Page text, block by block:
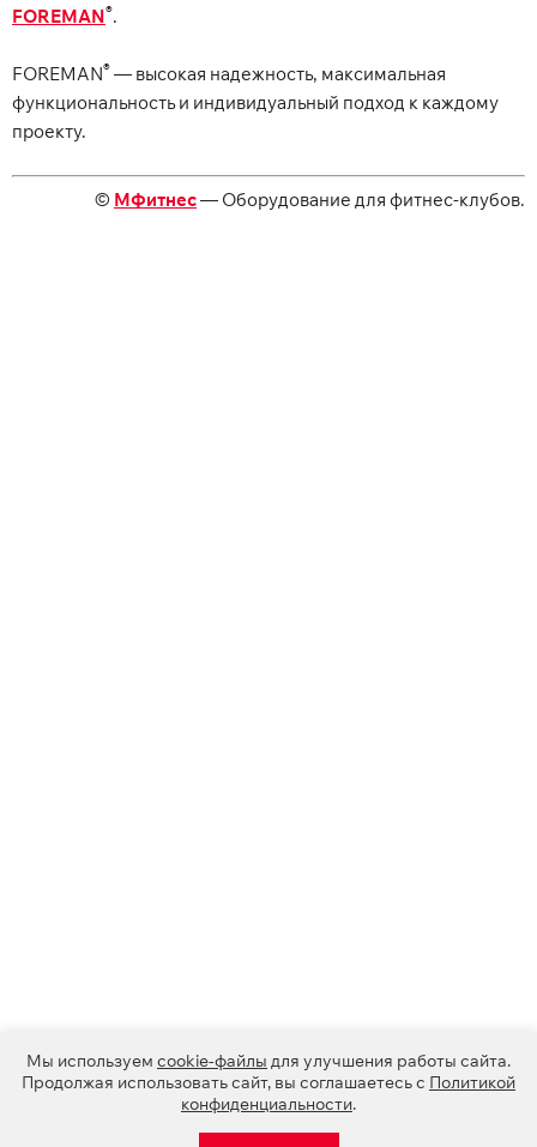
FOREMAN®.
FOREMAN® — высокая надежность, максимальная
функциональность и индивидуальный подход к каждому
проекту.
© МФитнес— Оборудование для фитнес-клубов.
Мы используем cookie-файлы для улучшения работы сайта.
Продолжая использовать сайт, вы соглашаетесь с Политикой
конфиденциальности.